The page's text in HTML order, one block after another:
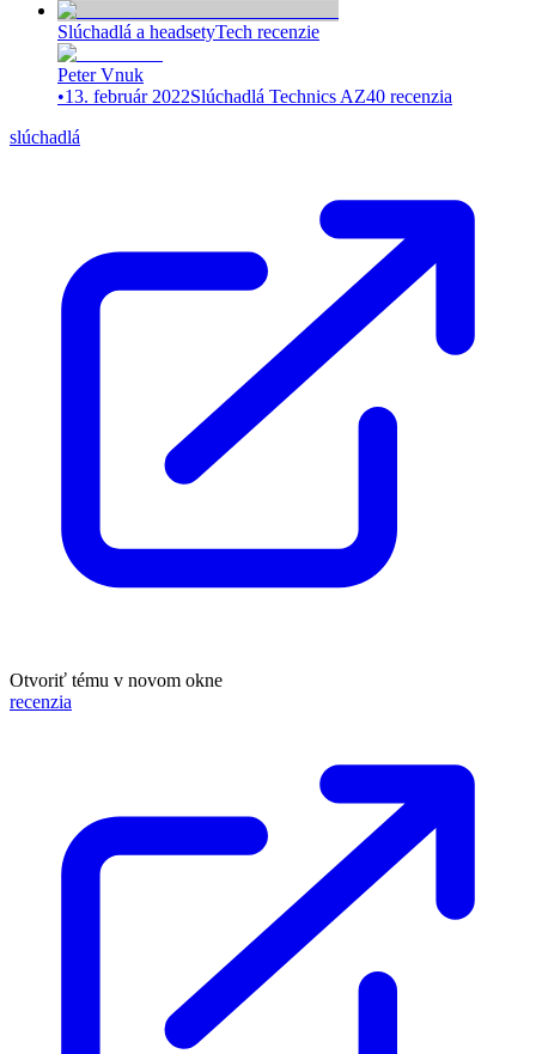
Slúchadlá a headsetyTech recenzie
Peter Vnuk
•13. február 2022Slúchadlá Technics AZ40 recenzia
slúchadlá
Otvoriť tému v novom okne
recenzia